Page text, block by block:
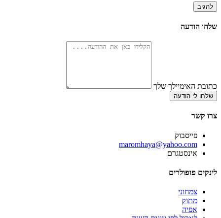
שלחו הודעה
כתובת האימיילך שלך
שלחו לי הודעה
צרו קשר
פייסבוק
‫maromhaya@yahoo.com
אינסטגרם
לינקים פופולרים
צמחוני
מתוק
אפיה